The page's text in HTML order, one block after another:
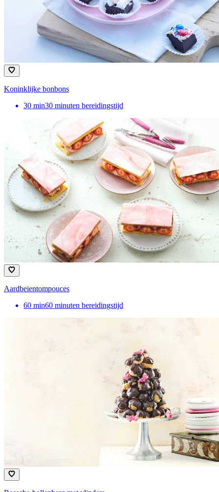
Koninklijke bonbons
30 min30 minuten bereidingstijd
Aardbeientompouces
60 min60 minuten bereidingstijd